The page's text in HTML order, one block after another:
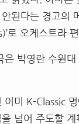
된다는 경고의
로 오케스트라
박영란 수원
미 K-Classic
넘어 주도할